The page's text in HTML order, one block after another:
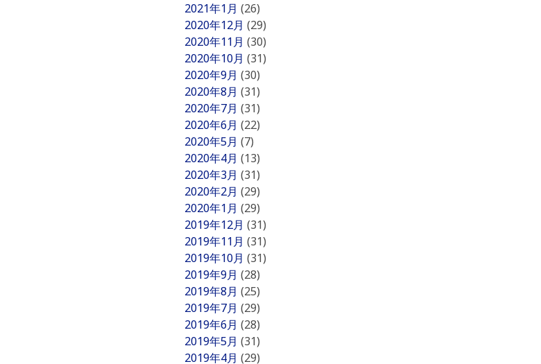
2021年1月 (26)
2020年12月 (29)
2020年11月 (30)
2020年10月 (31)
2020年9月 (30)
2020年8月 (31)
2020年7月 (31)
2020年6月 (22)
2020年5月 (7)
2020年4月 (13)
2020年3月 (31)
2020年2月 (29)
2020年1月 (29)
2019年12月 (31)
2019年11月 (31)
2019年10月 (31)
2019年9月 (28)
2019年8月 (25)
2019年7月 (29)
2019年6月 (28)
2019年5月 (31)
2019年4月 (29)